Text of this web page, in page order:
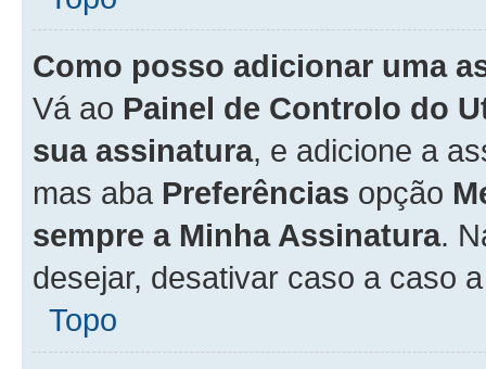
Como posso adicionar uma
Vá ao Painel de Controlo do
sua assinatura, e adicione a
mas aba Preferências opção
sempre a Minha Assinatura.
desejar, desativar caso a caso
Topo